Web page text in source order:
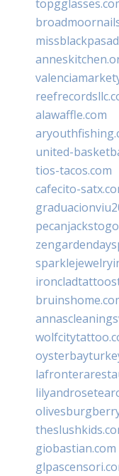
alawaffle.com
united-
tios-tacos.com
cafecito-
giobastian.com